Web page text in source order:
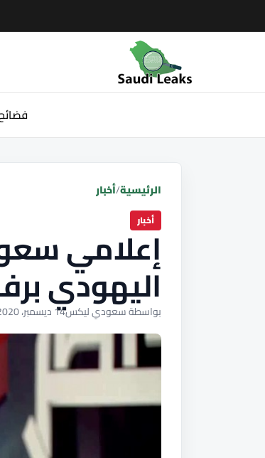
الرئيسية/أخبار
أخبار
إعلامي
اليهودي
بواسطة سعودي ليكس14 ديسمبر، 2020